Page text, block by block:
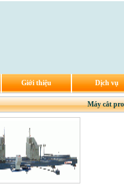
Giới thiệu Dịch vụ
Máy cắt